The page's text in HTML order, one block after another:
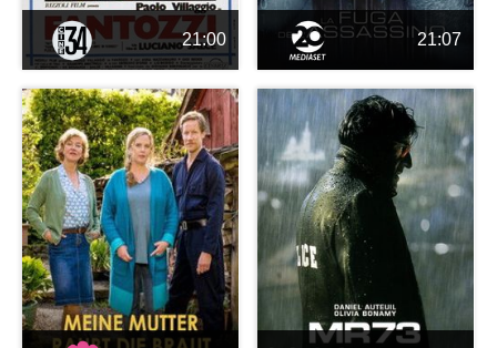
21:00 21:07